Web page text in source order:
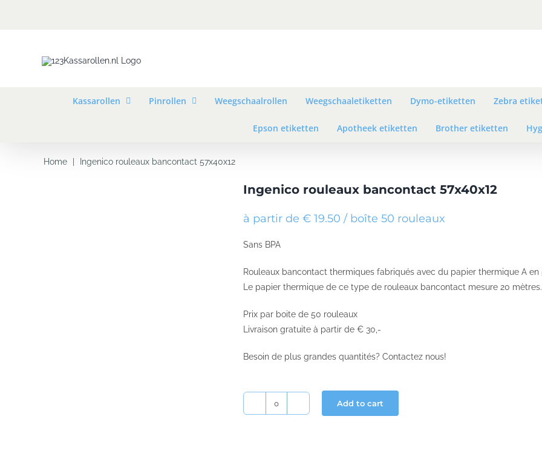
Kassarollen Pinrollen Weegschaalrollen Weegschaaletiketten Dymo-etiketten Zebra
Epson etiketten Apotheek etiketten Brother etiketten
Home Ingenico rouleaux bancontact 57x40x12
Ingenico rouleaux bancontact 57x40x12
à partir de € 19.50 / boîte 50 rouleaux
Sans BPA
Rouleaux bancontact thermiques fabriqués avec du papier thermique A en
Le papier thermique de ce type de rouleaux bancontact mesure 20 mètres.
Prix par boite de 50 rouleaux
Livraison gratuite à partir de € 30,-
Besoin de plus grandes quantités? Contactez nous!
Ingenico
Add to cart